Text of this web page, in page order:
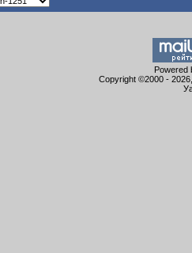
Powered
Copyright ©2000 -